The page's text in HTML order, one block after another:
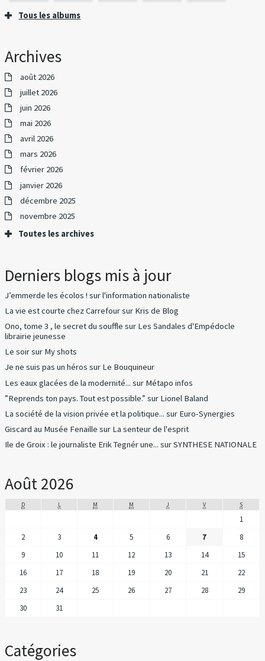
Tous les albums
Archives
août 2026
juillet 2026
juin 2026
mai 2026
avril 2026
mars 2026
février 2026
janvier 2026
décembre 2025
novembre 2025
Toutes les archives
Derniers blogs mis à jour
J’emmerde les écolos ! surl'information nationaliste
La vie est courte chez Carrefoursur Kris de Blog
Ono, tome 3 , le secret du souffle sur Les Sandales d'Empédocle
librairie jeunesse
Le soirsur My shots
Je ne suis pas un héros sur Le Bouquineur
Les eaux glacées de la modernité... sur Métapo infos
”Reprends ton pays. Tout est possible.” sur Lionel Baland
La société de la vision privée et la politique... sur Euro-Synergies
Giscard au Musée Fenaille sur La senteur de l'esprit
Ile de Groix : le journaliste Erik Tegnér une... surSYNTHESE NATIONALE
Août 2026
D L M M J V S
1
2
3 4 5 6 7
8
9
10 11 12 13 14
15
16
17 18 19 20 21
22
23
24 25 26 27 28
29
30
31
Catégories